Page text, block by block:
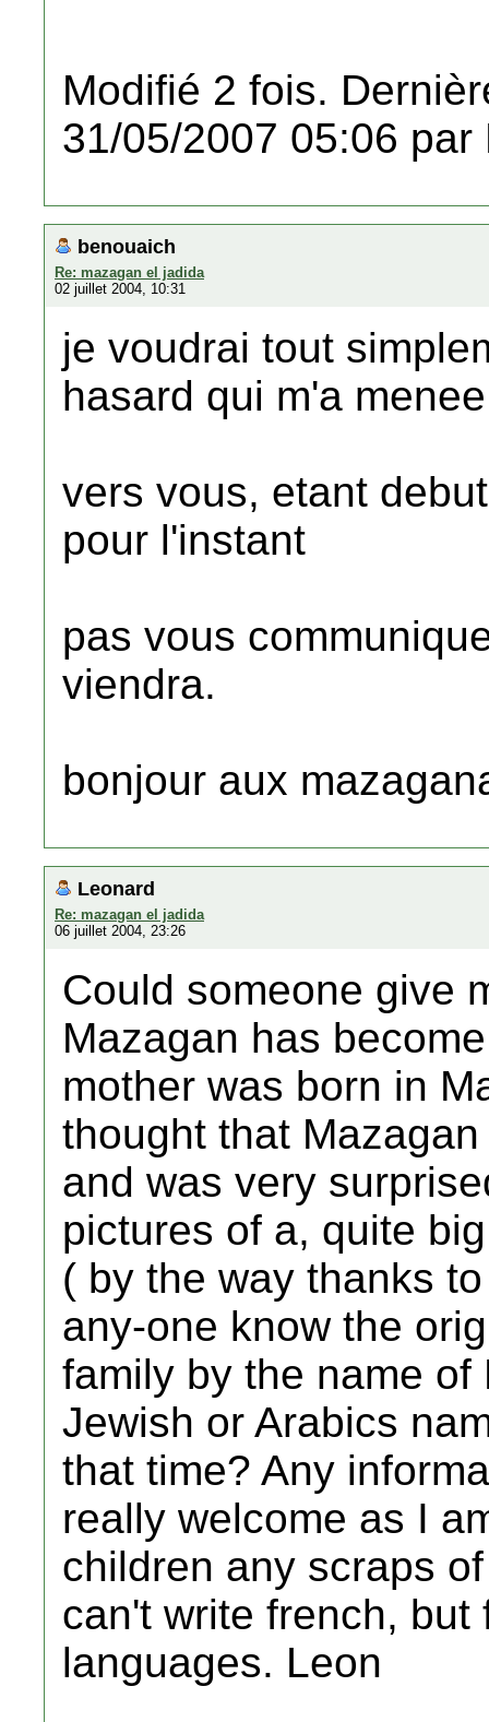
Modifié 2 fois.
31/05/2007 05:06 par
benouaich
Re: mazagan el jadida
02 juillet 2004, 10:31
je voudrai tout
hasard qui m'a menee
vers vous, etant
pour l'instant
pas vous
viendra.
bonjour aux
Leonard
Re: mazagan el jadida
06 juillet 2004, 23:26
Could someone give
Mazagan has
mother was born in
thought that
and was very
pictures of a, quite
( by the way thanks
any-one know the
family by the name
Jewish or Arabics
that time? Any
really welcome as I
children any scraps
can't write french,
languages. Leon